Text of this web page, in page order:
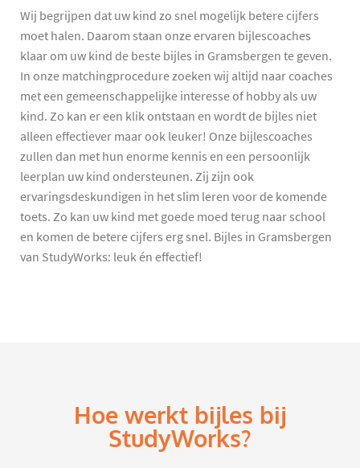
Wij begrijpen dat uw kind zo snel mogelijk betere cijfers
moet halen. Daarom staan onze ervaren bijlescoaches
klaar om uw kind de beste bijles in Gramsbergen te geven.
In onze matchingprocedure zoeken wij altijd naar coaches
met een gemeenschappelijke interesse of hobby als uw
kind. Zo kan er een klik ontstaan en wordt de bijles niet
alleen effectiever maar ook leuker! Onze bijlescoaches
zullen dan met hun enorme kennis en een persoonlijk
leerplan uw kind ondersteunen. Zij zijn ook
ervaringsdeskundigen in het slim leren voor de komende
toets. Zo kan uw kind met goede moed terug naar school
en komen de betere cijfers erg snel. Bijles in Gramsbergen
van StudyWorks: leuk én effectief!
Hoe werkt bijles bij
StudyWorks?